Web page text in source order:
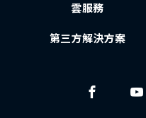
雲服務
第三方解決方案